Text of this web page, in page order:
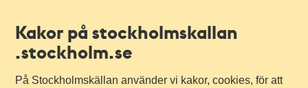
Kakor på stockholmskallan
.stockholm.se
På Stockholmskällan använder vi kakor, cookies, för att